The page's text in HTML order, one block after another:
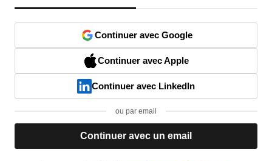
Continuer avec Google
Continuer avec Apple
Continuer avec LinkedIn
ou par email
Continuer avec un email